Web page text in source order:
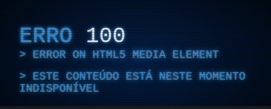
ERRO 100
ERROR ON HTML5 MEDIA ELEMENT
ESTE CONTEÚDO ESTÁ NESTE MOMENTO
INDISPONÍVEL